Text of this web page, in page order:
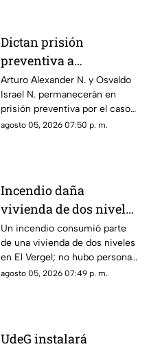
Dictan prisión
preventiva a
implicados en caso de
Vaquita
Arturo Alexander N. y Osvaldo
Israel N. permanecerán en
prisión preventiva por el caso
de Vaquita, mientras continúa
agosto 05, 2026 07:50 p. m.
Incendio daña
vivienda de dos niveles
en la colonia El Vergel
Un incendio consumió parte
de una vivienda de dos niveles
en El Vergel; no hubo personas
lesionadas y se evitó que el
agosto 05, 2026 07:49 p. m.
UdeG instalará